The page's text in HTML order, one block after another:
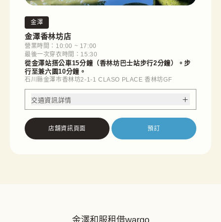
金澤
金澤香林坊店
營業時間：10:00 ~ 17:00
最後一次穿衣時間：15:30
從金澤站搭公車15分鐘（香林坊巴士站步行2分鐘）。步
行至兼六園10分鐘。
石川縣金澤市香林坊2-1-1 CLASO PLACE 香林坊GF
交通資訊詳情
店舖資訊頁面 預訂